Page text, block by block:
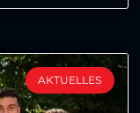
AKTUELLES